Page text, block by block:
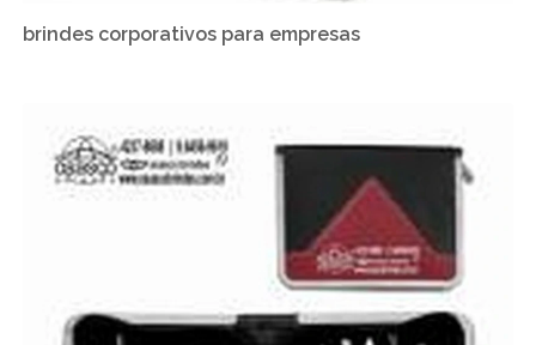
brindes corporativos para empresas